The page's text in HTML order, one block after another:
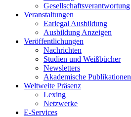
Gesellschaftsverantwortung
Veranstaltungen
Earlegal Ausbildung
Ausbildung Anzeigen
Veröffentlichungen
Nachrichten
Studien und Weißbücher
Newsletters
Akademische Publikationen
Weltweite Präsenz
Lexing
Netzwerke
E-Services